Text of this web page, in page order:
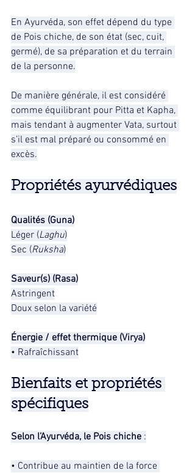
En Ayurvéda, son effet dépend du type
de Pois chiche, de son état (sec, cuit,
germé), de sa préparation et du terrain
de la personne.
De manière générale, il est considéré
comme équilibrant pour Pitta et Kapha,
mais tendant à augmenter Vata, surtout
s’il est mal préparé ou consommé en
excès.
Propriétés ayurvédiques
Qualités (Guna)
Léger (Laghu)
Sec (Ruksha)
Saveur(s) (Rasa)
Astringent
Doux selon la variété
Énergie / effet thermique (Virya)
• Rafraîchissant
Bienfaits et propriétés
spécifiques
Selon l’Ayurvéda, le Pois chiche :
• Contribue au maintien de la force